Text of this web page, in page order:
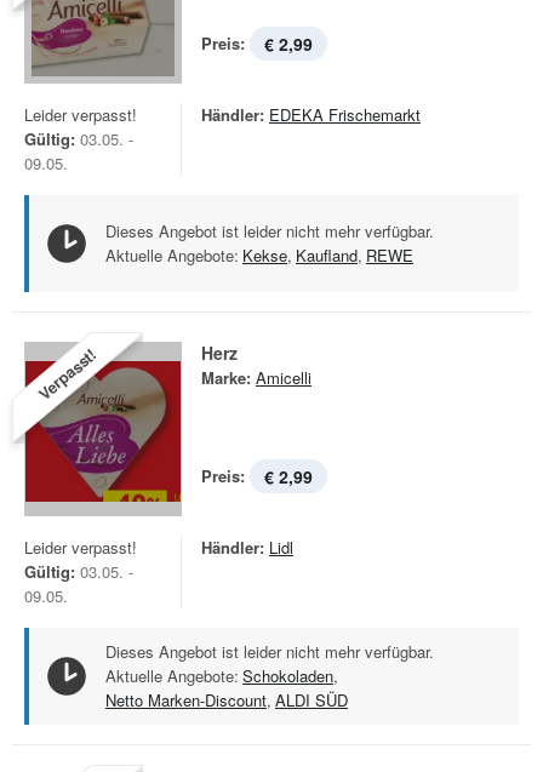
Preis: € 2,99
Leider verpasst!
Gültig: 03.05. -
09.05.
Händler: EDEKA Frischemarkt
Dieses Angebot ist leider nicht mehr verfügbar.
Aktuelle Angebote: Kekse, Kaufland, REWE
Verpasst! Herz
Marke: Amicelli
Preis: € 2,99
Leider verpasst!
Gültig: 03.05. -
09.05.
Händler: Lidl
Dieses Angebot ist leider nicht mehr verfügbar.
Aktuelle Angebote: Schokoladen,
Netto Marken-Discount, ALDI SÜD